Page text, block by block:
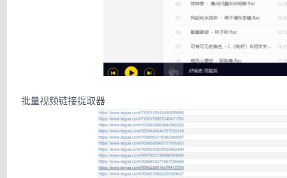
批量视频链接提取器